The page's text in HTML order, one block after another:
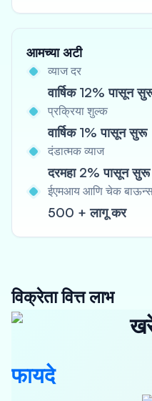
आमच्या अटी
व्याज दर
वार्षिक 12% पासून
प्रक्रिया शुल्क
वार्षिक 1% पासून सुरू
दंडात्मक व्याज
दरमहा 2% पासून
ईएमआय आणि चेक
500 + लागू कर
विक्रेता वित्त लाभ
फायदे